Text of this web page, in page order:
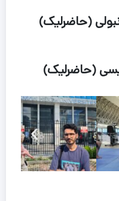
(حاضرلیک)
(حاضرلیک)